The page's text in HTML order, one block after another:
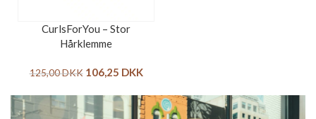
CurlsForYou – Stor
Hårklemme
125,00DKK 106,25 DKK